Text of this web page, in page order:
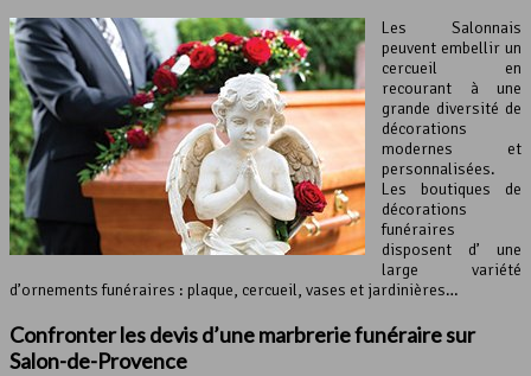
Les Salonnais
peuvent embellir un
cercueil en
recourant à une
grande diversité de
décorations
modernes et
personnalisées.
Les boutiques de
décorations
funéraires
disposent d’ une
large variété
d’ornements funéraires : plaque, cercueil, vases et jardinières…
Confronter les devis d’une marbrerie funéraire sur
Salon-de-Provence